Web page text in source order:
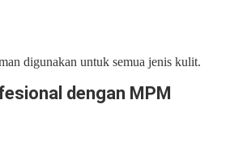
digunakan untuk semua jenis kulit.
dengan MPM